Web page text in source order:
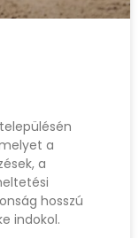
a
a
hosszú
indokol.